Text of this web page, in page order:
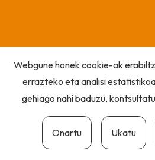
Webgune honek cookie-ak
errazteko eta analisi
gehiago nahi baduzu,
Onartu Ukatu